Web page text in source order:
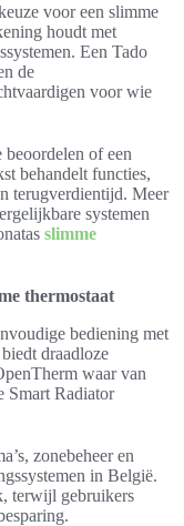
voor een slimme
houdt met
Een Tado
de
voor wie
of een
behandelt functies,
terugverdientijd. Meer
systemen
slimme
thermostaat
bediening met
draadloze
waar van
Smart Radiator
zonebeheer en
in België.
terwijl gebruikers